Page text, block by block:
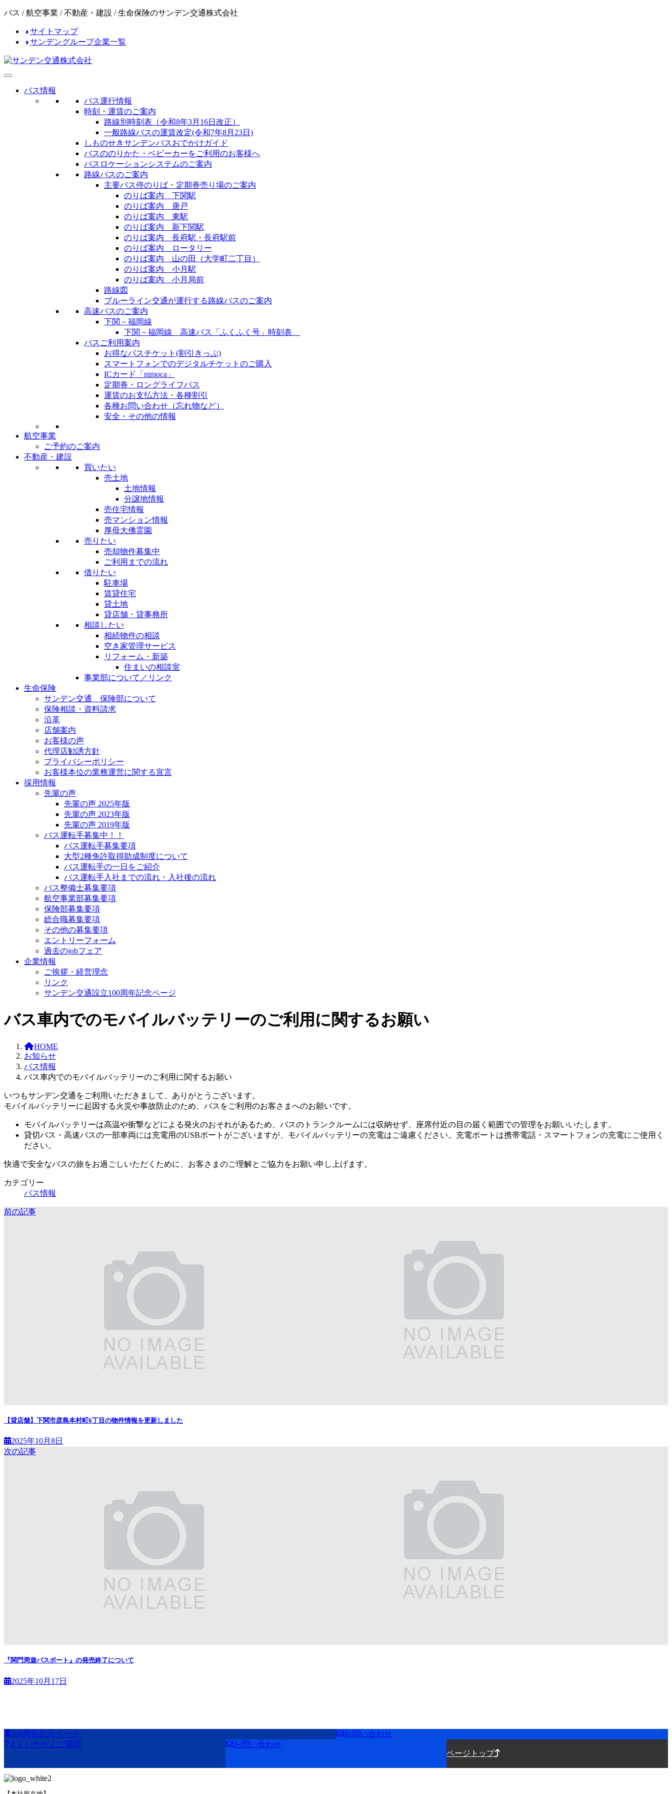
コ
ツ
へ
ス
ナ
シ
ョ
ン
バス / 航空事業 / 不動産・建設 / 生命保険のサンデン交通株式会社
サイトマップ
サンデングループ企業一覧
バス情報
バス運行情報
時刻・運賃のご案内
路線別時刻表（令和8年3月16日改正）
一般路線バスの運賃改定(令和7年8月23日)
しものせきサンデンバスおでかけガイド
バスののりかた・ベビーカーをご利用のお客様へ
バスロケーションシステムのご案内
路線バスのご案内
主要バス停のりば・定期券売り場のご案内
のりば案内 下関駅
のりば案内 唐戸
のりば案内 東駅
のりば案内 新下関駅
のりば案内 長府駅・長府駅前
のりば案内 ロータリー
のりば案内 山の田（大学町二丁目）
のりば案内 小月駅
のりば案内 小月局前
路線図
ブルーライン交通が運行する路線バスのご案内
高速バスのご案内
下関－福岡線
下関－福岡線 高速バス「ふくふく号」時刻表
バスご利用案内
お得なバスチケット(割引きっぷ)
スマートフォンでのデジタルチケットのご購入
ICカード「nimoca」
定期券・ロングライフパス
運賃のお支払方法・各種割引
各種お問い合わせ（忘れ物など）
安全・その他の情報
航空事業
ご予約のご案内
不動産・建設
買いたい
売土地
土地情報
分譲地情報
売住宅情報
売マンション情報
厚母大佛霊園
売りたい
売却物件募集中
ご利用までの流れ
借りたい
駐車場
賃貸住宅
貸土地
貸店舗・貸事務所
相談したい
相続物件の相談
空き家管理サービス
リフォーム・新築
住まいの相談室
事業部について／リンク
生命保険
サンデン交通 保険部について
保険相談・資料請求
沿革
店舗案内
お客様の声
代理店勧誘方針
プライバシーポリシー
お客様本位の業務運営に関する宣言
採用情報
先輩の声
先輩の声 2025年版
先輩の声 2023年版
先輩の声 2019年版
バス運転手募集中！！
バス運転手募集要項
大型2種免許取得助成制度について
バス運転手の一日をご紹介
バス運転手入社までの流れ・入社後の流れ
バス整備士募集要項
航空事業部募集要項
保険部募集要項
総合職募集要項
その他の募集要項
エントリーフォーム
過去のjobフェア
企業情報
ご挨拶・経営理念
リンク
サンデン交通設立100周年記念ページ
バス車内でのモバイルバッテリーのご利用に関するお願い
HOME
お知らせ
バス情報
バス車内でのモバイルバッテリーのご利用に関するお願い
いつもサンデン交通をご利用いただきまして、ありがとうございます。
モバイルバッテリーに起因する火災や事故防止のため、バスをご利用のお客さまへのお願いです。
モバイルバッテリーは高温や衝撃などによる発火のおそれがあるため、バスのトランクルームには収納せず、座席付近の目の届く範囲での管理をお願いいたします。
貸切バス・高速バスの一部車両には充電用のUSBポートがございますが、モバイルバッテリーの充電はご遠慮ください。充電ポートは携帯電話・スマートフォンの充電にご使用く
ださい。
快適で安全なバスの旅をお過ごしいただくために、お客さまのご理解とご協力をお願い申し上げます。
カテゴリー
バス情報
前の記事
【貸店舗】下関市彦島本村町6丁目の物件情報を更新しました
2025年10月8日
次の記事
『関門周遊パスポート』の発売終了について
2025年10月17日
100周年記念ページ
お問い合わせ
よくいただくご質問
お問い合わせ
ページトップ